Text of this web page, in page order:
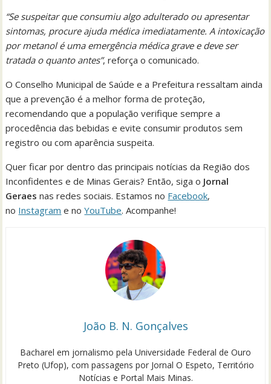
“Se suspeitar que consumiu algo adulterado ou apresentar
sintomas, procure ajuda médica imediatamente. A intoxicação
por metanol é uma emergência médica grave e deve ser
tratada o quanto antes”, reforça o comunicado.
O Conselho Municipal de Saúde e a Prefeitura ressaltam ainda
que a prevenção é a melhor forma de proteção,
recomendando que a população verifique sempre a
procedência das bebidas e evite consumir produtos sem
registro ou com aparência suspeita.
Quer ficar por dentro das principais notícias da Região dos
Inconfidentes e de Minas Gerais? Então, siga o Jornal
Geraesnas redes sociais. Estamos no Facebook,
no Instagram e noYouTube. Acompanhe!
João B. N. Gonçalves
Bacharel em jornalismo pela Universidade Federal de Ouro
Preto (Ufop), com passagens por Jornal O Espeto, Território
Notícias e Portal Mais Minas.